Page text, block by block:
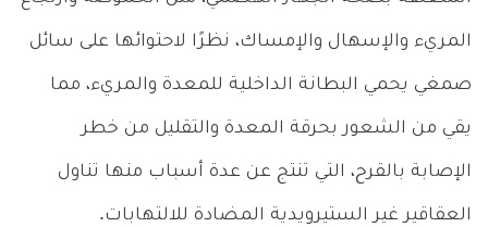
المريء والإسهال والإمساك، نظرًا لاحتوائها على سائل
صمغي يحمي البطانة الداخلية للمعدة والمريء، مما
يقي من الشعور بحرقة المعدة والتقليل من خطر
الإصابة بالقرح، التي تنتج عن عدة أسباب منها تناول
العقاقير غير الستيرويدية المضادة للالتهابات.